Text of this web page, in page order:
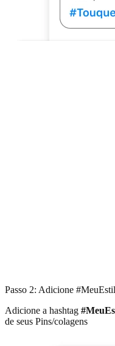
Passo 2: Adicione
Adicione a hashtag
de seus Pins/colagens